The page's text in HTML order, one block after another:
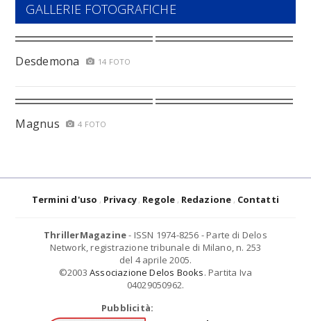
GALLERIE FOTOGRAFICHE
Desdemona 14 FOTO
Magnus 4 FOTO
Termini d'uso Privacy Regole Redazione Contatti
ThrillerMagazine- ISSN 1974-8256 - Parte di Delos
Network, registrazione tribunale di Milano, n. 253
del 4 aprile 2005.
©2003 Associazione Delos Books. Partita Iva
04029050962.
Pubblicità: